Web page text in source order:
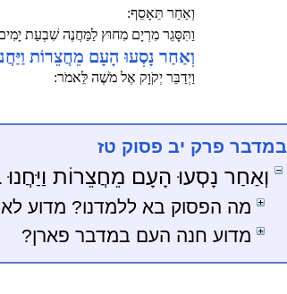
וְאַחַר תֵּאָסֵף:
וַתִּסָּגֵר מִרְיָם מִחוּץ לַמַּחֲנֶה שִׁבְעַת
וְאַחַר נָסְעוּ הָעָם מֵחֲצֵרוֹת
וַיְדַבֵּר יְקֹוָק אֶל מֹשֶׁה לֵּאמֹר:
במדבר פרק יב פסוק טז
וְאַחַר נָסְעוּ הָעָם מֵחֲצֵרוֹת
מה הפסוק בא ללמדנו? מדוע לא
מדוע חנה העם במדבר פארן?